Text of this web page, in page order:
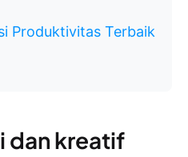
Produktivitas Terbaik
dan kreatif